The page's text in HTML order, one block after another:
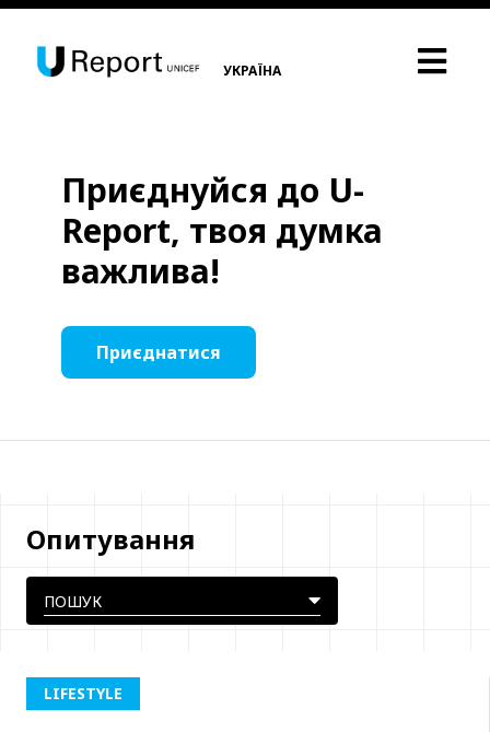
УКРАЇНА
Приєднуйся до U-
Report, твоя думка
важлива!
Приєднатися
Опитування
LIFESTYLE